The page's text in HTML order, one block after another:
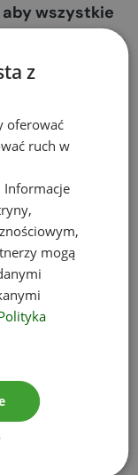
wszystkie
przygotowane,
opóźnić
iż
dla
się z
dyrektor
jego wstępnej
jest
wezwany
w
do
z
oferować
ruch w
Informacje
mogą